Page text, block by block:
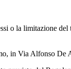
o la limitazione
in Via Alfonso